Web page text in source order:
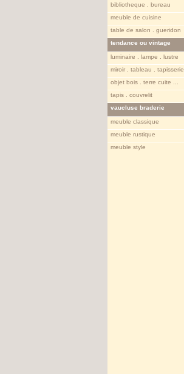
bibliotheque . bureau
meuble de cuisine
table de salon . gueridon
tendance ou vintage
luminaire . lampe . lustre
miroir . tableau . tapisserie
objet bois . terre cuite ...
tapis . couvrelit
vaucluse braderie
meuble classique
meuble rustique
meuble style